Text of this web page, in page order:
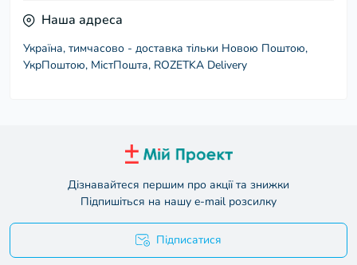
Наша адреса
Україна, тимчасово - доставка тільки Новою Поштою,
УкрПоштою, МістПошта, ROZETKA Delivery
Дізнавайтеся першим про акції та знижки
Підпишіться на нашу e-mail розсилку
Підписатися